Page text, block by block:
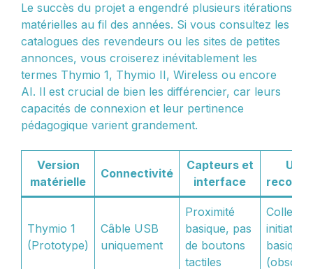
Le succès du projet a engendré plusieurs itérations
matérielles au fil des années. Si vous consultez les
catalogues des revendeurs ou les sites de petites
annonces, vous croiserez inévitablement les
termes Thymio 1, Thymio II, Wireless ou encore
AI. Il est crucial de bien les différencier, car leurs
capacités de connexion et leur pertinence
pédagogique varient grandement.
Version
matérielle
Connectivité
Capteurs et
interface
Thymio 1
(Prototype)
Câble USB
uniquement
Proximité
basique, pas
de boutons
tactiles
initiation
basique